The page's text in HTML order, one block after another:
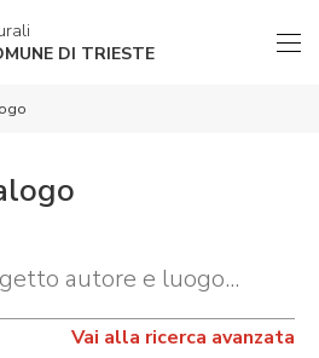
DI TRIESTE
Vai alla ricerca avanzata